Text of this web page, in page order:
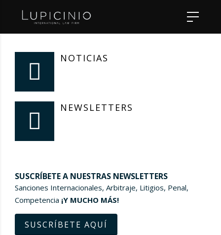
NOTICIAS
NEWSLETTERS
SUSCRÍBETE A NUESTRAS NEWSLETTERS
Sanciones Internacionales, Arbitraje, Litigios, Penal,
Competencia ¡Y MUCHO MÁS!
SUSCRÍBETE AQUÍ